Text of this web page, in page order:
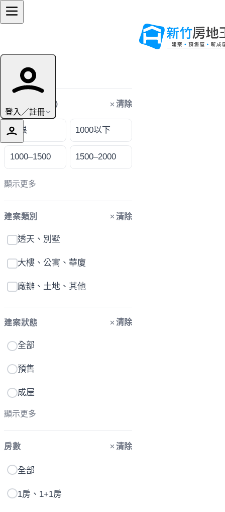
登入／註冊
篩選條件
購屋預算（萬） 清除
不限 1000以下
1000–1500 1500–2000
顯示更多
建案類別 清除
透天、別墅
大樓、公寓、華廈
廠辦、土地、其他
建案狀態 清除
全部
預售
成屋
顯示更多
房數 清除
全部
1房、1+1房